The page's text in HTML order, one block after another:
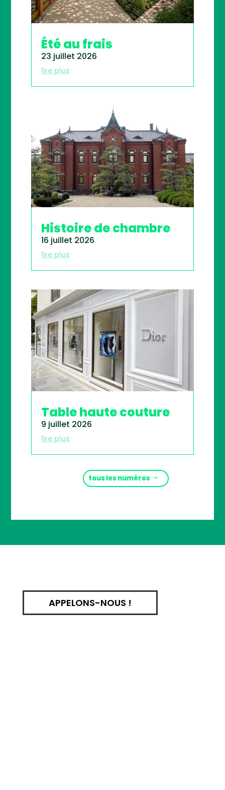
Été au frais
23 juillet 2026
lire plus
Histoire de chambre
16 juillet 2026
lire plus
Table haute couture
9 juillet 2026
lire plus
tous les numéros
APPELONS-NOUS !